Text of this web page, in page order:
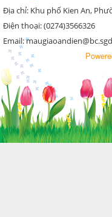
Địa chỉ: Khu phố Kien An,
Điện thoại: (0274)3566326
Email: